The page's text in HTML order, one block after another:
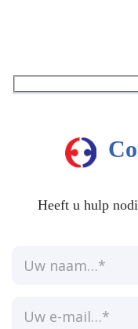
Heeft u hulp